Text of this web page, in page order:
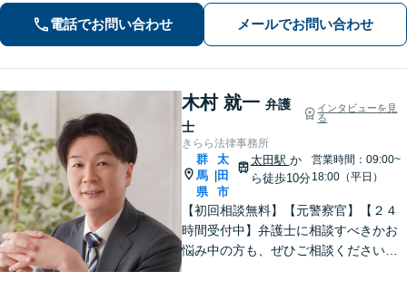
もご相談ください。
電話でお問い合わせ メールでお問い合わせ
木村 就一 弁護
士
インタビューを見
る
きらら法律事務所
群
馬
県
太
田
市
太田駅 か
ら徒歩10分
営業時間：09:00~
18:00（平日）
【初回相談無料】【元警察官】【２４
時間受付中】弁護士に相談すべきかお
悩み中の方も、ぜひご相談ください